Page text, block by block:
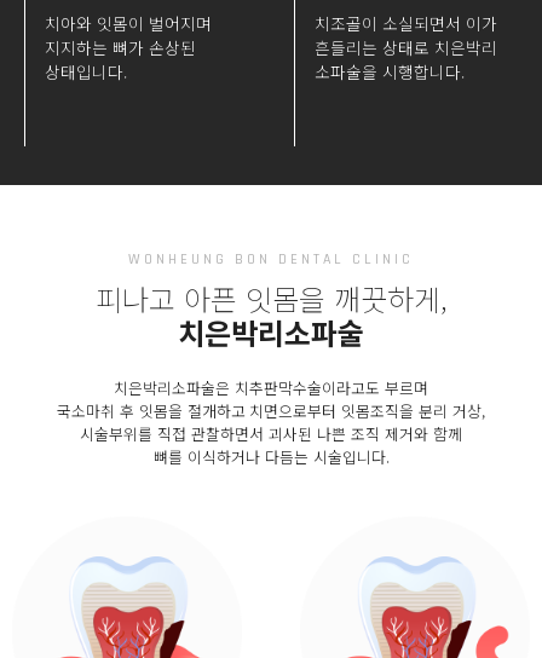
치아와 잇몸이 벌어지며
지지하는 뼈가 손상된
상태입니다.
치조골이 소실되면서 이가
흔들리는 상태로 치은박리
소파술을 시행합니다.
WONHEUNG BON DENTAL CLINIC
피나고 아픈 잇몸을 깨끗하게,
치은박리소파술
치은박리소파술은 치추판막수술이라고도 부르며
국소마취 후 잇몸을 절개하고 치면으로부터 잇몸조직을 분리 거상,
시술부위를 직접 관찰하면서 괴사된 나쁜 조직 제거와 함께
뼈를 이식하거나 다듬는 시술입니다.